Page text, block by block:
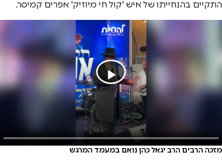
התקיים בהנחייתו של איש 'קול חי מיוזיק' אפרים קמיסר.
מזכה הרבים הרב יגאל כהן נואם במעמד המרגש